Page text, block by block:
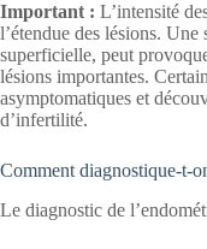
Important : L’intensité
l’étendue des lésions. Une
superficielle, peut
lésions importantes.
asymptomatiques et
d’infertilité.
Comment diagnostique-t-
Le diagnostic de